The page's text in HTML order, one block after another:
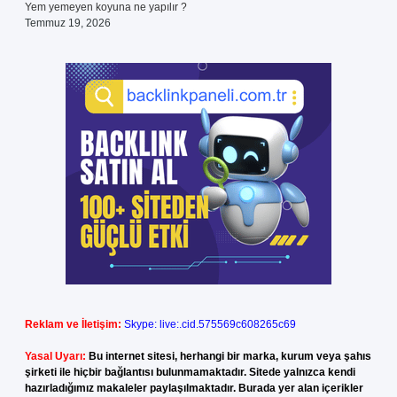
Yem yemeyen koyuna ne yapılır ?
Temmuz 19, 2026
Reklam ve İletişim: Skype: live:.cid.575569c608265c69
Yasal Uyarı: Bu internet sitesi, herhangi bir marka, kurum veya şahıs
şirketi ile hiçbir bağlantısı bulunmamaktadır. Sitede yalnızca kendi
hazırladığımız makaleler paylaşılmaktadır. Burada yer alan içerikler